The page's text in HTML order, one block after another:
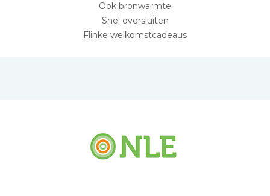
Ook bronwarmte
Snel oversluiten
Flinke welkomstcadeaus